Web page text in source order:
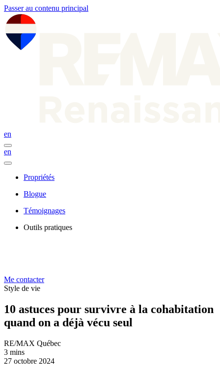
Passer au contenu principal
en
en
Propriétés
Blogue
Témoignages
Outils pratiques
Me contacter
Style de vie
10 astuces pour survivre à la cohabitation
quand on a déjà vécu seul
RE/MAX Québec
3 mins
27 octobre 2024